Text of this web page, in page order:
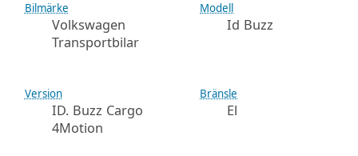
Bilmärke
Volkswagen
Transportbilar
Modell
Id Buzz
Version
ID. Buzz Cargo
4Motion
Bränsle
El